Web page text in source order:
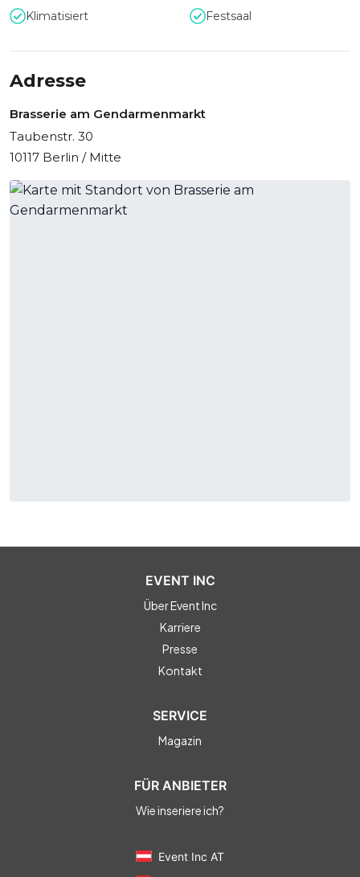
Klimatisiert
Festsaal
Adresse
Brasserie am Gendarmenmarkt
Taubenstr. 30
10117 Berlin / Mitte
EVENT INC
Über Event Inc
Karriere
Presse
Kontakt
SERVICE
Magazin
FÜR ANBIETER
Wie inseriere ich?
Event Inc AT